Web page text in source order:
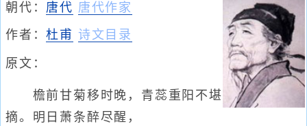
朝代： 唐代 唐代作家
作者：杜甫 诗文目录
原文：
檐前甘菊移时晚，青蕊重阳不堪
摘。明日萧条醉尽醒，